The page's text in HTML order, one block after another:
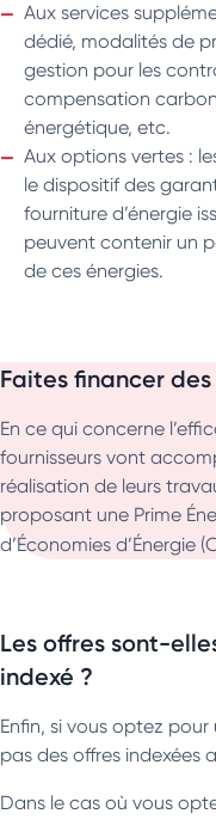
Aux services
dédié, modalités de
gestion pour les
compensation
énergétique, etc.
Aux options vertes :
le dispositif des
fourniture d’énergie
peuvent contenir un
de ces énergies.
Faites financer
En ce qui concerne
fournisseurs vont
réalisation de leurs
proposant une Prime
d’Économies d’Énergie
Les offres sont-
indexé ?
Enfin, si vous optez
pas des offres indexées
Dans le cas où vous